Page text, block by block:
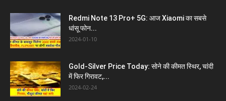
Redmi Note 13 Pro+ 5G: आज Xiaomi का सबसे
धांसू फोन...
2024-01-10
Gold-Silver Price Today: सोने की कीमत स्थिर, चांदी
में फिर गिरावट,...
2024-02-24